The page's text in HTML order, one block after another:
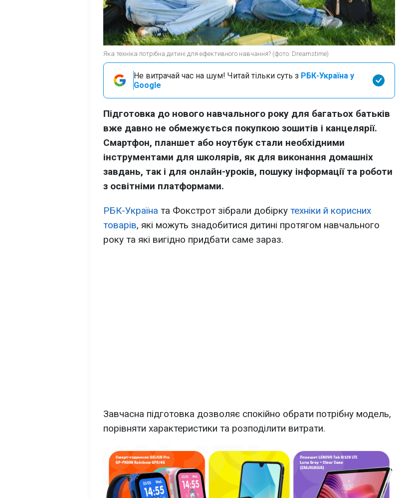
Яка техніка потрібна дитині для ефективного навчання? (фото: Dreamstime)
Не витрачай час на шум! Читай тільки суть з РБК-Україна у
Google
Підготовка до нового навчального року для багатьох батьків
вже давно не обмежується покупкою зошитів і канцелярії.
Смартфон, планшет або ноутбук стали необхідними
інструментами для школярів, як для виконання домашніх
завдань, так і для онлайн-уроків, пошуку інформації та роботи
з освітніми платформами.
РБК-Україна та Фокстрот зібрали добірку техніки й корисних
товарів, які можуть знадобитися дитині протягом навчального
року та які вигідно придбати саме зараз.
Завчасна підготовка дозволяє спокійно обрати потрібну модель,
порівняти характеристики та розподілити витрати.